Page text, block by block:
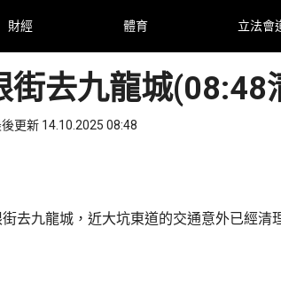
財經 體育 立法會
街去九龍城(08:48
更新 14.10.2025 08:48
去九龍城，近大坑東道的交通意外已經清